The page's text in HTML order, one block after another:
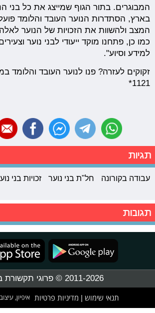
המבוגרים. בתור הגוף שמייצג את כל בני
בארץ, הסתדרות הנוער העובד והלומד
המצב ולהשוות את הזכויות של הנוער
כמו כן, פתחנו מוקד ייעודי לבני נוער
למידע וסיוע".
זקוקים לעזרה? פנו לנוער העובד והלומד
1121*
תגיות
עבודה בקורונה חל"ת בני נוער זכויות בני
תגובות
2011-2026 © פרוגי תקשורת בע"מ
תנאי שימוש מדיניות פרטיות